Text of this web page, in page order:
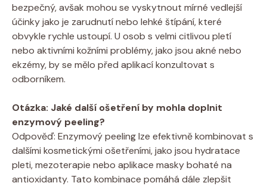
bezpečný, avšak mohou se vyskytnout mírné vedlejší
účinky jako je zarudnutí nebo lehké štípání, které
obvykle rychle ustoupí. U osob s velmi citlivou pletí
nebo aktivními kožními problémy, jako jsou akné nebo
ekzémy, by se mělo před aplikací konzultovat s
odborníkem.
Otázka: Jaké další ošetření by mohla doplnit
enzymový peeling?
Odpověď: Enzymový peeling lze efektivně kombinovat s
dalšími kosmetickými ošetřeními, jako jsou hydratace
pleti, mezoterapie nebo aplikace masky bohaté na
antioxidanty. Tato kombinace pomáhá dále zlepšit